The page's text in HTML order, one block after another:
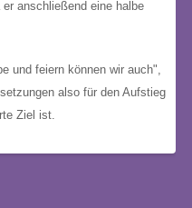
anschließend eine halbe
und feiern können wir auch",
also für den Aufstieg
Ziel ist.